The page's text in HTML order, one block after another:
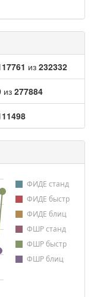
из 232332
из 277884
ФИДЕ станд
ФИДЕ быстр
ФИДЕ блиц
ФШР станд
ФШР быстр
ФШР блиц